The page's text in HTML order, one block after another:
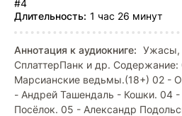
#4
Длительность: 1 час 26 минут
Аннотация к аудиокниге: Ужасы,
СплаттерПанк и др.
Марсианские ведьмы.(18+) 02 -
- Андрей Ташендаль - Кошки. 04
Посёлок. 05 - Александр